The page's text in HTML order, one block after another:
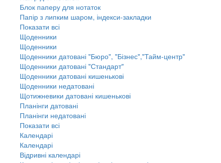
Блок паперу для нотаток
Папір з липким шаром, індекси-закладки
Показати всі
Щоденники
Щоденники
Щоденники датовані "Бюро", "Бізнес","Тайм-центр"
Щоденники датовані "Стандарт"
Щоденники датовані кишенькові
Щоденники недатовані
Щотижневики датовані кишенькові
Планінги датовані
Планінги недатовані
Показати всі
Календарі
Календарі
Відривні календарі